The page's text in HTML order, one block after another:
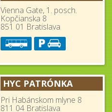
Vienna Gate, 1. posch.
Kopčianska 8
851 01 Bratislava
HYC PATRÓNKA
Pri Habánskom mlyne 8
811 04 Bratislava